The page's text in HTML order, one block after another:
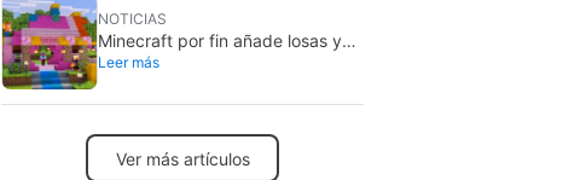
NOTICIAS
Minecraft por fin añade losas y
escaleras de hormigón: ya están
Leer más
Ver más artículos